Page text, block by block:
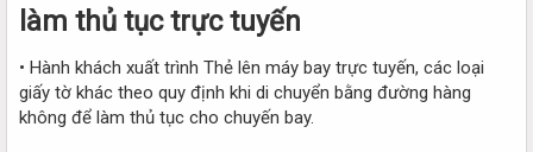
làm thủ tục trực tuyến​
• Hành khách xuất trình Thẻ lên máy bay trực tuyến, các loại
giấy tờ khác theo quy định khi di chuyển bằng đường hàng
không để làm thủ tục cho chuyến bay.